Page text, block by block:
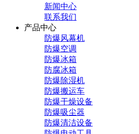
新闻中心
联系我们
产品中心
防爆风幕机
防爆空调
防爆冰箱
防腐冰箱
防爆除湿机
防爆搬运车
防爆干燥设备
防爆吸尘器
防爆清洁设备